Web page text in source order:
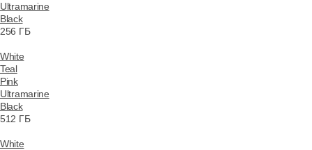
Ultramarine
Black
256 ГБ
White
Teal
Pink
Ultramarine
Black
512 ГБ
White